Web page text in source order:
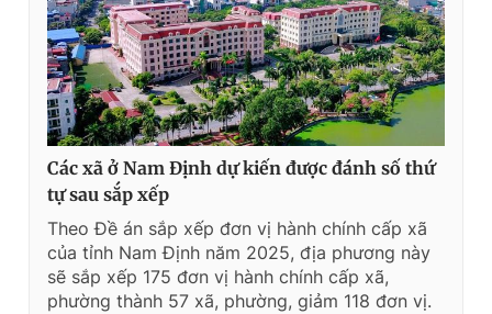
Các xã ở Nam Định dự kiến được đánh số thứ
tự sau sắp xếp
Theo Đề án sắp xếp đơn vị hành chính cấp xã
của tỉnh Nam Định năm 2025, địa phương này
sẽ sắp xếp 175 đơn vị hành chính cấp xã,
phường thành 57 xã, phường, giảm 118 đơn vị.